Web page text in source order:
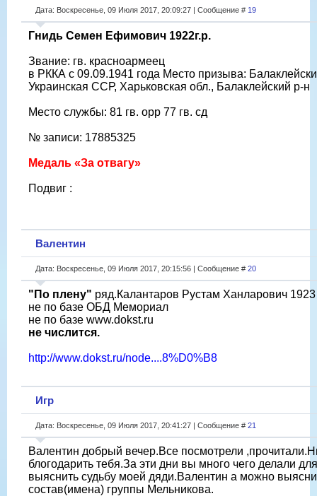
Дата: Воскресенье, 09 Июля 2017, 20:09:27 | Сообщение # 19
Гнидь Семен Ефимович 1922г.р.
Звание: гв. красноармеец
в РККА с 09.09.1941 года Место призыва:
Украинская ССР, Харьковская обл., Балаклейский р-н
Место службы: 81 гв. орр 77 гв. сд
№ записи: 17885325
Медаль «За отвагу»
Подвиг :
Валентин
Дата: Воскресенье, 09 Июля 2017, 20:15:56 | Сообщение # 20
"По плену" ряд.Калантаров Рустам Ханларович 1923
не по базе ОБД Мемориал
не по базе www.dokst.ru
не числится.
http://www.dokst.ru/node....8%D0%B8
Игр
Дата: Воскресенье, 09 Июля 2017, 20:41:27 | Сообщение # 21
Валентин добрый вечер.Все посмотрели
блогодарить тебя.За эти дни вы много чего делали
выяснить судьбу моей дяди.Валентин а можно
состав(имена) группы Мельникова.